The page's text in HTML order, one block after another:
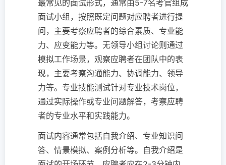
最常见的面试形式，通常由5-7名考官组成
面试小组，按照既定问题对应聘者进行提
问，主要考察应聘者的综合素质、专业能
力、应变能力等。无领导小组讨论则通过
模拟工作场景，观察应聘者在团队中的表
现，主要考察沟通能力、协调能力、领导
力等。专业技能测试针对专业技术岗位，
通过实际操作或专业问题解答，考察应聘
者的专业水平和实践能力。
面试内容通常包括自我介绍、专业知识问
答、情景模拟、案例分析等。自我介绍是